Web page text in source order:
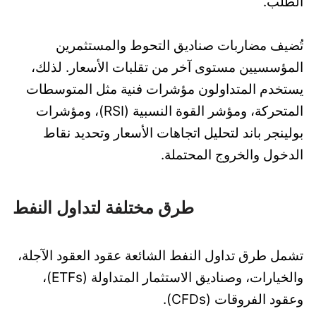
تُضيف مضاربات صناديق التحوط والمستثمرين
المؤسسيين مستوى آخر من تقلبات الأسعار. لذلك،
يستخدم المتداولون مؤشرات فنية مثل المتوسطات
المتحركة، ومؤشر القوة النسبية (RSI)، ومؤشرات
بولينجر باند لتحليل اتجاهات الأسعار وتحديد نقاط
الدخول والخروج المحتملة.
طرق مختلفة لتداول النفط
تشمل طرق تداول النفط الشائعة عقود العقود الآجلة،
والخيارات، وصناديق الاستثمار المتداولة (ETFs)،
وعقود الفروقات (CFDs).